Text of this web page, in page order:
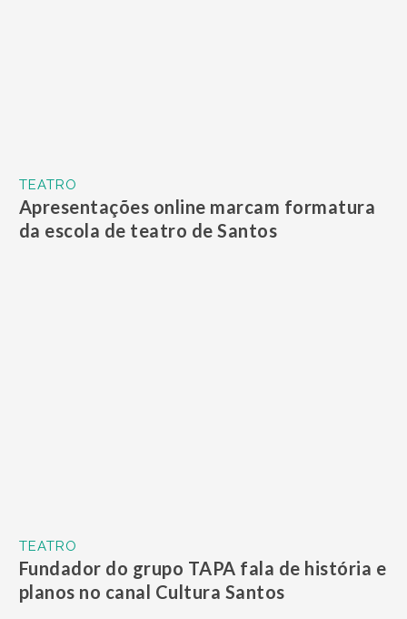
TEATRO
Apresentações online marcam formatura
da escola de teatro de Santos
TEATRO
Fundador do grupo TAPA fala de história e
planos no canal Cultura Santos